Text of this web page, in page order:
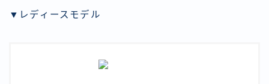
▼レディースモデル